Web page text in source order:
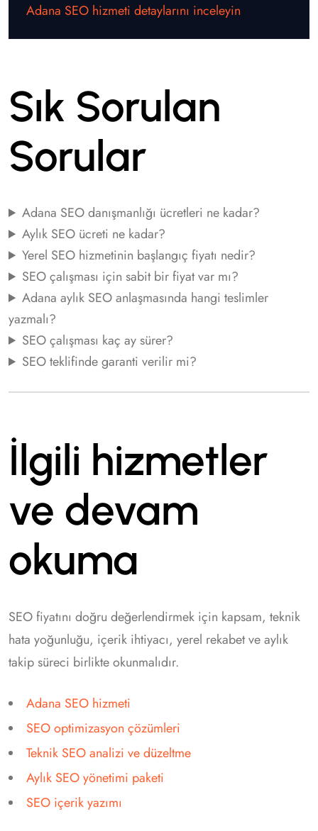
Adana SEO hizmeti detaylarını inceleyin
Sık Sorulan
Sorular
Adana SEO danışmanlığı ücretleri ne kadar?
Aylık SEO ücreti ne kadar?
Yerel SEO hizmetinin başlangıç fiyatı nedir?
SEO çalışması için sabit bir fiyat var mı?
Adana aylık SEO anlaşmasında hangi teslimler
yazmalı?
SEO çalışması kaç ay sürer?
SEO teklifinde garanti verilir mi?
İlgili hizmetler
ve devam
okuma
SEO fiyatını doğru değerlendirmek için kapsam, teknik
hata yoğunluğu, içerik ihtiyacı, yerel rekabet ve aylık
takip süreci birlikte okunmalıdır.
Adana SEO hizmeti
SEO optimizasyon çözümleri
Teknik SEO analizi ve düzeltme
Aylık SEO yönetimi paketi
SEO içerik yazımı